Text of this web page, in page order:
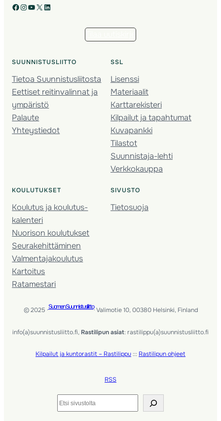
Facebook Instagram YouTube X LinkedIn
SUUNNISTUSLIITTO
Tietoa Suunnistusliitosta
Eettiset reitinvalinnat ja
ympäristö
Palaute
Yhteystiedot
SSL
Lisenssi
Materiaalit
Karttarekisteri
Kilpailut ja tapahtumat
Kuvapankki
Tilastot
Suunnistaja-lehti
Verkkokauppa
KOULUTUKSET
Koulutus ja koulutus­
kalenteri
Nuorison koulutukset
Seura­kehittäminen
Valmentaja­koulutus
Kartoitus
Ratamestari
SIVUSTO
Tietosuoja
© 2025 ·Suomen Suunnistusliitto· Valimotie 10, 00380 Helsinki, Finland
info(a)suunnistusliitto.fi, Rastilipun asiat: rastilippu(a)suunnistusliitto.fi
Kilpailut ja kuntorastit – Rastilippu ::: Rastilipun ohjeet
RSS
Etsi